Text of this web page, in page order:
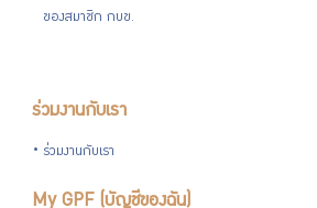
ของสมาชิก กบข.
ร่วมงานกับเรา
ร่วมงานกับเรา
My GPF (บัญชีของฉัน)